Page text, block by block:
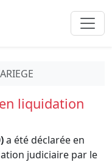
liquidation
a été déclarée en
judiciaire par le